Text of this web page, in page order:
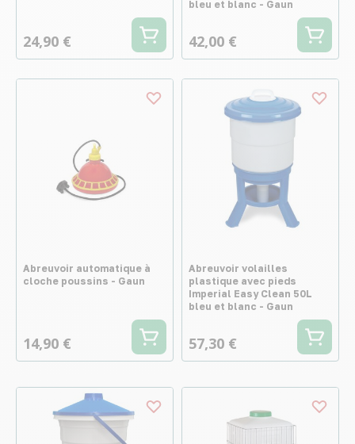
24,90 €
bleu et blanc - Gaun
42,00 €
Abreuvoir automatique à
cloche poussins - Gaun
14,90 €
Abreuvoir volailles
plastique avec pieds
Imperial Easy Clean 50L
bleu et blanc - Gaun
57,30 €